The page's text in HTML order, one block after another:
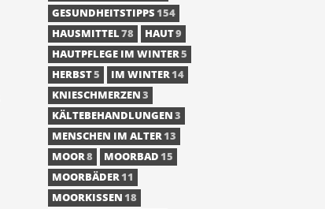
GESUNDHEITSTIPPS154
HAUSMITTEL78 HAUT9
HAUTPFLEGE IM WINTER5
HERBST5 IM WINTER14
KNIESCHMERZEN3
KÄLTEBEHANDLUNGEN3
MENSCHEN IM ALTER13
MOOR8 MOORBAD15
MOORBÄDER11
MOORKISSEN18